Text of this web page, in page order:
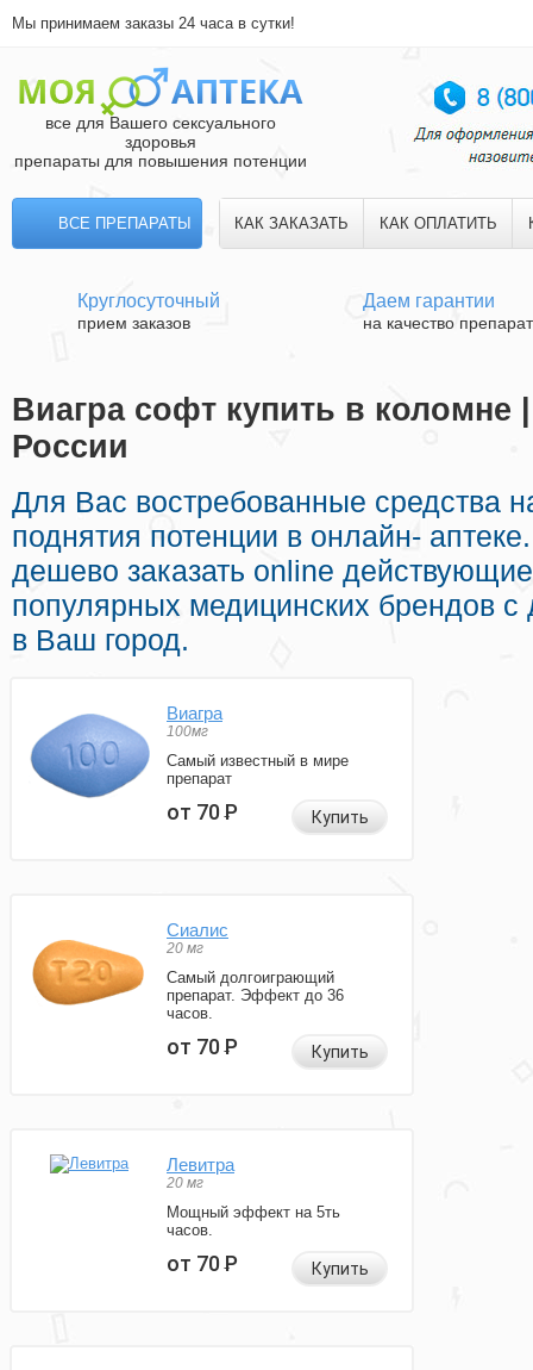
Мы принимаем заказы 24 часа в сутки!
все для Вашего сексуального
здоровья
препараты для повышения потенции
ВСЕ ПРЕПАРАТЫ КАК ЗАКАЗАТЬ КАК ОПЛАТИТЬ
Круглосуточный
прием заказов
Даем гарантии
на качество
Виагра софт купить в коломне
России
Для Вас востребованные средства
поднятия потенции в онлайн-
дешево заказать online
популярных медицинских брендов с
в Ваш город.
Виагра
100мг
Самый известный в мире
препарат
от 70Р Купить
Сиалис
20 мг
Самый долгоиграющий
препарат. Эффект до 36
часов.
от 70Р Купить
Левитра
20 мг
Мощный эффект на 5ть
часов.
от 70Р Купить